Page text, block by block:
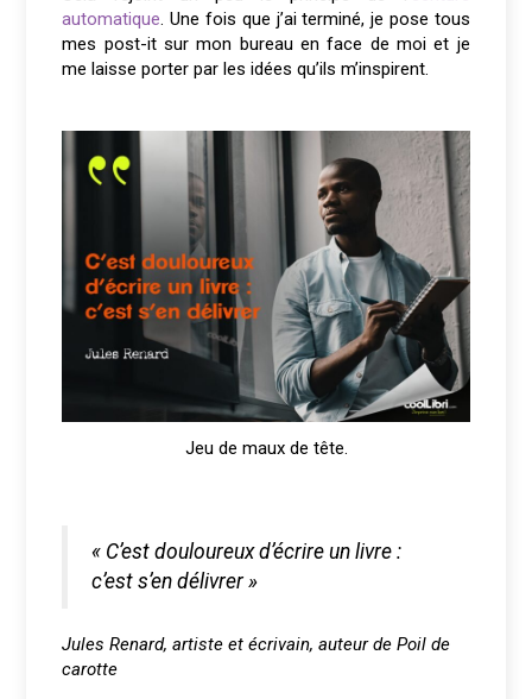
automatique. Une fois que j’ai terminé, je pose tous
mes post-it sur mon bureau en face de moi et je
me laisse porter par les idées qu’ils m’inspirent.
Jeu de maux de tête.
« C’est douloureux d’écrire un livre :
c’est s’en délivrer »
Jules Renard, artiste et écrivain, auteur de Poil de
carotte